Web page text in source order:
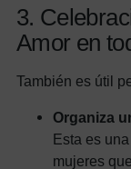
3.
Amor en
También es útil
Organiza
Esta es
mujeres